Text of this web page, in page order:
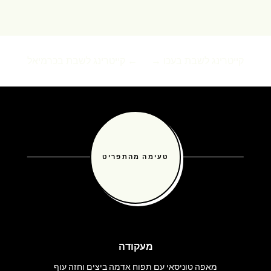
טעימה מהתפריט
מעקודה
מאפה טוניסאי עם תפוח אדמה ביצים וחזה עוף